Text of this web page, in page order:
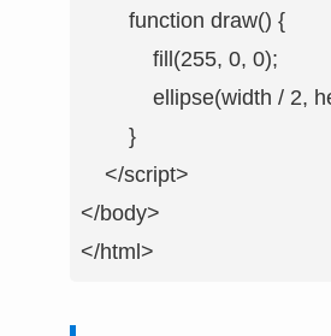
        function draw() {
            fill(255, 0, 0);
ellipse(width /
        }
    </script>
</body>
</html>